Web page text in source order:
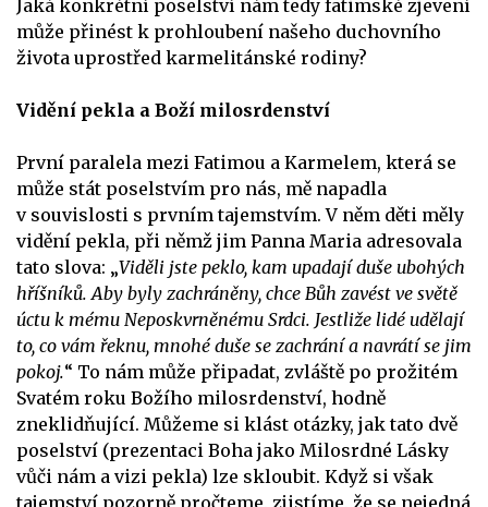
Jaká konkrétní poselství nám tedy fatimské zjevení
může přinést k prohloubení našeho duchovního
života uprostřed karmelitánské rodiny?
Vidění pekla a Boží milosrdenství
První paralela mezi Fatimou a Karmelem, která se
může stát poselstvím pro nás, mě napadla
v souvislosti s prvním tajemstvím. V něm děti měly
vidění pekla, při němž jim Panna Maria adresovala
tato slova: „Viděli jste peklo, kam upadají duše ubohých
hříšníků. Aby byly zachráněny, chce Bůh zavést ve světě
úctu k mému Neposkvrněnému Srdci. Jestliže lidé udělají
to, co vám řeknu, mnohé duše se zachrání a navrátí se jim
pokoj.“ To nám může připadat, zvláště po prožitém
Svatém roku Božího milosrdenství, hodně
zneklidňující. Můžeme si klást otázky, jak tato dvě
poselství (prezentaci Boha jako Milosrdné Lásky
vůči nám a vizi pekla) lze skloubit. Když si však
tajemství pozorně pročteme, zjistíme, že se nejedná